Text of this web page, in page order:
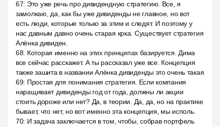
67: Это уже речь про дивидендную стратегию. Все, я
замолкаю, да, как бы уже дивиденды не главное, но вот
есть люди, которые только за этим и следят. И поэтому у
нас давным давно очень старая крка. Существует стратегия
Алёнка дивиден.
68: Которая именно на этих принципах базируется. Дима
все сейчас расскажет. А ты рассказал уже все. Концепция
также зашита в названии Алёнка дивиденды это очень такая
69: Простая для понимания стратегия. Если компания
наращивает дивиденды год от года, должны ли акции
стоить дороже или нет? Да, в теории. Да, да, но на практике
бывает, что нет, но вот именно эта концепция, мы исполь.
70: И задача заключается в том, чтобы, собрав портфель